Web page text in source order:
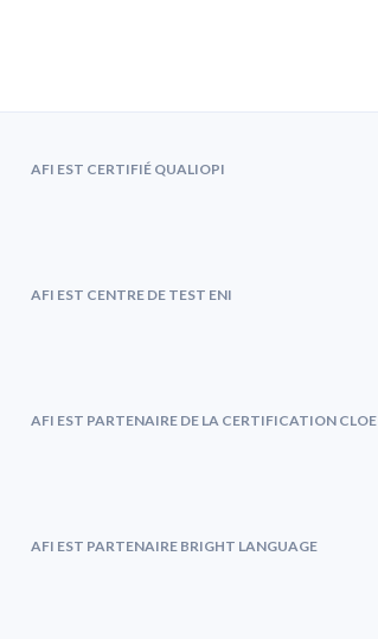
AFI EST CERTIFIÉ QUALIOPI
AFI EST CENTRE DE TEST ENI
AFI EST PARTENAIRE DE LA CERTIFICATION CLOE
AFI EST PARTENAIRE BRIGHT LANGUAGE